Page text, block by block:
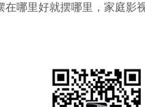
在哪里好就摆哪里，家庭影